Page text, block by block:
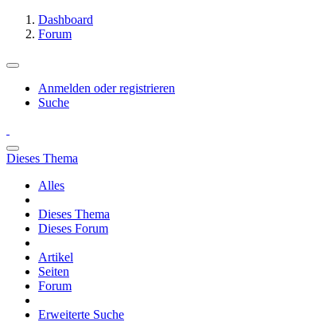
Dashboard
Forum
Anmelden oder registrieren
Suche
Dieses Thema
Alles
Dieses Thema
Dieses Forum
Artikel
Seiten
Forum
Erweiterte Suche